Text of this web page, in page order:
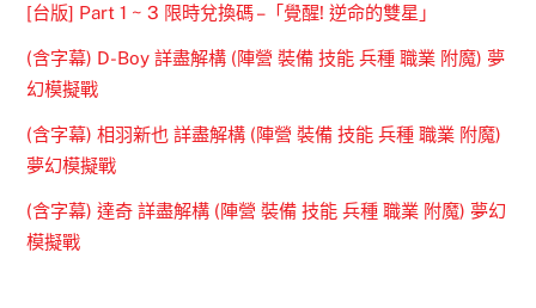
[台版] Part 1 ~ 3 限時兌換碼 –「覺醒! 逆命的雙星」
(含字幕) D-Boy 詳盡解構 (陣營 裝備 技能 兵種 職業 附魔) 夢
幻模擬戰
(含字幕) 相羽新也 詳盡解構 (陣營 裝備 技能 兵種 職業 附魔)
夢幻模擬戰
(含字幕) 達奇 詳盡解構 (陣營 裝備 技能 兵種 職業 附魔) 夢幻
模擬戰